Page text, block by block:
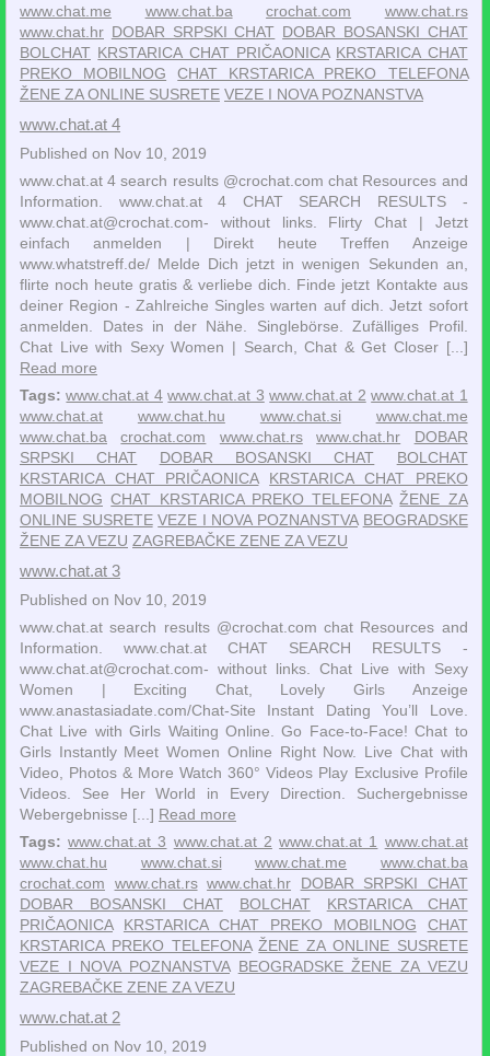
www.chat.me www.chat.ba crochat.com
www.chat.rs
www.chat.hr DOBAR SRPSKI CHAT DOBAR BOSANSKI CHAT
BOLCHAT KRSTARICA CHAT PRIČAONICA KRSTARICA CHAT
PREKO MOBILNOG
CHAT KRSTARICA PREKO TELEFONA
ŽENE ZA ONLINE SUSRETE VEZE I NOVA POZNANSTVA
www.chat.at 4
Published on Nov 10, 2019
www.chat.at 4 search results @crochat.com chat Resources and
Information. www.chat.at 4 CHAT SEARCH RESULTS -
www.chat.at@crochat.com- without links. Flirty Chat | Jetzt
einfach anmelden | Direkt heute Treffen‎ Anzeige
www.whatstreff.de/‎ Melde Dich jetzt in wenigen Sekunden an,
flirte noch heute gratis & verliebe dich. Finde jetzt Kontakte aus
deiner Region - Zahlreiche Singles warten auf dich. Jetzt sofort
anmelden. Dates in der Nähe. Singlebörse. Zufälliges Profil.
Chat Live with Sexy Women | Search, Chat & Get Closer‎ [...]
Read more
Tags: www.chat.at 4 www.chat.at 3 www.chat.at 2 www.chat.at 1
www.chat.at
www.chat.hu www.chat.si
www.chat.me
www.chat.ba
crochat.com www.chat.rs www.chat.hr
DOBAR
SRPSKI CHAT
DOBAR BOSANSKI CHAT
BOLCHAT
KRSTARICA CHAT PRIČAONICA
KRSTARICA CHAT PREKO
MOBILNOG CHAT KRSTARICA PREKO TELEFONA ŽENE ZA
ONLINE SUSRETE VEZE I NOVA POZNANSTVA BEOGRADSKE
ŽENE ZA VEZU ZAGREBAČKE ZENE ZA VEZU
www.chat.at 3
Published on Nov 10, 2019
www.chat.at search results @crochat.com chat Resources and
Information. www.chat.at CHAT SEARCH RESULTS -
www.chat.at@crochat.com- without links. Chat Live with Sexy
Women | Exciting Chat, Lovely Girls‎ Anzeige
www.anastasiadate.com/Chat-Site‎ Instant Dating You’ll Love.
Chat Live with Girls Waiting Online. Go Face-to-Face! Chat to
Girls Instantly Meet Women Online Right Now. Live Chat with
Video, Photos & More Watch 360° Videos Play Exclusive Profile
Videos. See Her World in Every Direction. Suchergebnisse
Webergebnisse [...] Read more
Tags: www.chat.at 3 www.chat.at 2 www.chat.at 1
www.chat.at
www.chat.hu
www.chat.si www.chat.me
www.chat.ba
crochat.com
www.chat.rs www.chat.hr
DOBAR SRPSKI CHAT
DOBAR BOSANSKI CHAT
BOLCHAT
KRSTARICA CHAT
PRIČAONICA
KRSTARICA CHAT PREKO MOBILNOG
CHAT
KRSTARICA PREKO TELEFONA ŽENE ZA ONLINE SUSRETE
VEZE I NOVA POZNANSTVA BEOGRADSKE ŽENE ZA VEZU
ZAGREBAČKE ZENE ZA VEZU
www.chat.at 2
Published on Nov 10, 2019